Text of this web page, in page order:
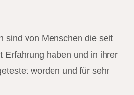
sind von Menschen die seit
Erfahrung haben und in ihrer
worden und für sehr